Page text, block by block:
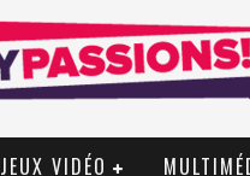
JEUX VIDÉO